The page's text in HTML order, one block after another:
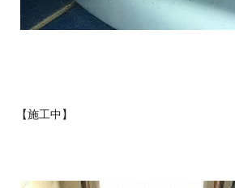
【施工中】